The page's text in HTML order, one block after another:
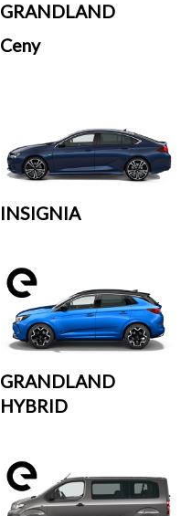
GRANDLAND
Ceny
INSIGNIA
GRANDLAND
HYBRID